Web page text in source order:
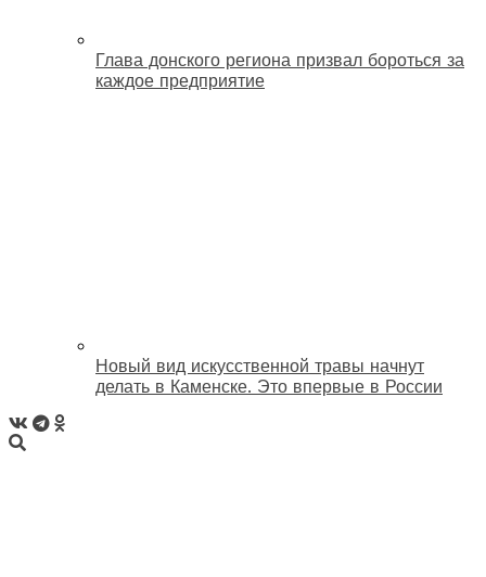
Глава донского региона призвал бороться за
каждое предприятие
Новый вид искусственной травы начнут
делать в Каменске. Это впервые в России